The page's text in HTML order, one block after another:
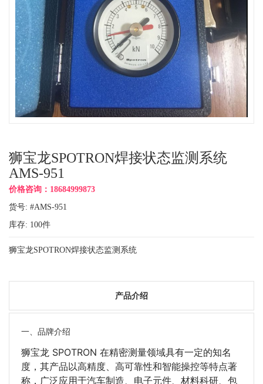
狮宝龙SPOTRON焊接状态监测系统
AMS-951
价格咨询：18684999873
货号: #AMS-951
库存: 100件
狮宝龙SPOTRON焊接状态监测系统
产品介绍
一、品牌介绍
狮宝龙 SPOTRON 在精密测量领域具有一定的知名
度，其产品以高精度、高可靠性和智能操控等特点著
称，广泛应用于汽车制造、电子元件、材料科研、包